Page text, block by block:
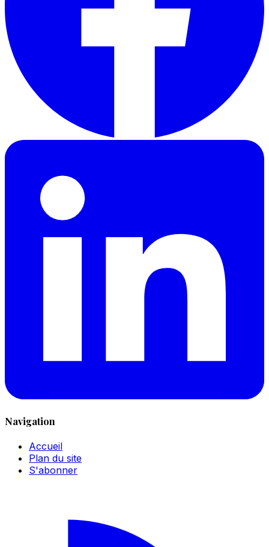
Navigation
Accueil
Plan du site
S'abonner